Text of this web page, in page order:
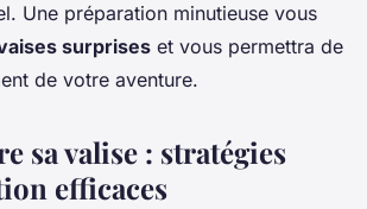
Une préparation minutieuse vous
surprises et vous permettra de
de votre aventure.
sa valise : stratégies
efficaces